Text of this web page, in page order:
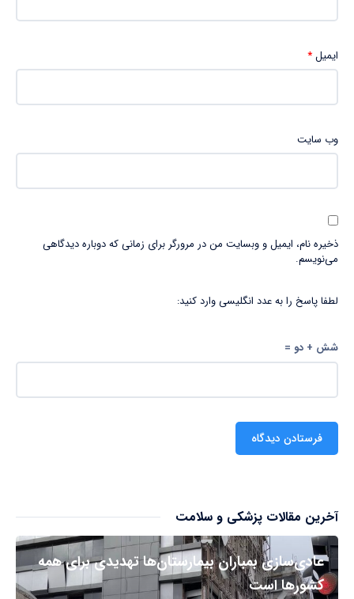
ایمیل*
وب‌ سایت
ذخیره نام، ایمیل و وبسایت من در مرورگر برای زمانی که دوباره دیدگاهی
می‌نویسم.
لطفا پاسخ را به عدد انگلیسی وارد کنید:
شش + دو =
آخرین مقالات پزشکی و سلامت
عادی‌سازی بمباران بیمارستان‌ها تهدیدی برای همه
کشورها است